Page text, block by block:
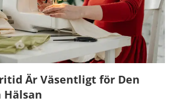
Är Väsentligt för Den